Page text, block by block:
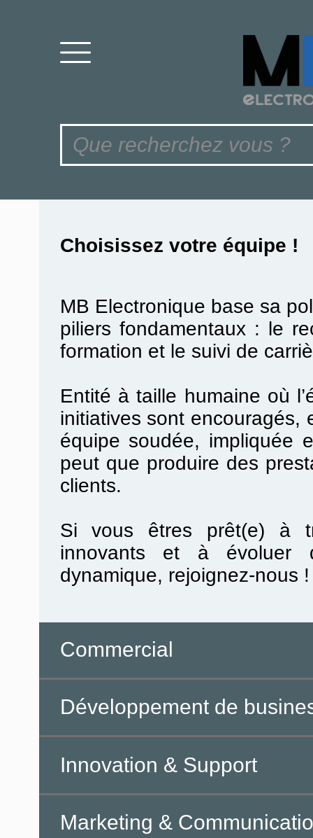
Choisissez votre équipe !
MB Electronique base sa
piliers fondamentaux : le
formation et le suivi de
Entité à taille humaine où l’
initiatives sont encouragés,
équipe soudée, impliquée
peut que produire des
clients.
Si vous êtres prêt(e) à
innovants et à évoluer
dynamique, rejoignez-nous
Commercial
Développement de
Innovation & Support
Marketing &